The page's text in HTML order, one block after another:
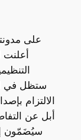
الالتزام
أبل عن